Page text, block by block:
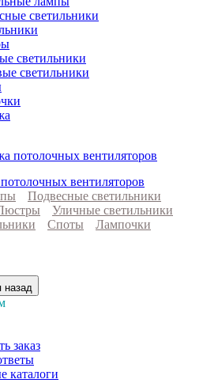
светильники
светильники
светильники
вентиляторов
Подвесные светильники
Уличные светильники
Споты
Лампочки
назад
заказ
каталоги